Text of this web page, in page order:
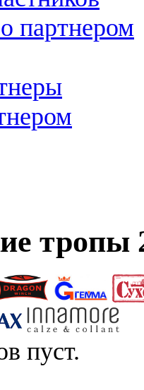
партнером
тропы
пуст.